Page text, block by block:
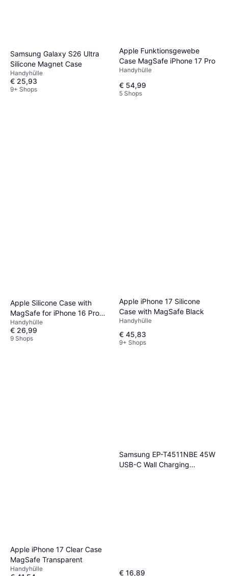
Samsung Galaxy S26 Ultra
Silicone Magnet Case
Handyhülle
€ 25,93
9+ Shops
Apple Funktionsgewebe
Case MagSafe iPhone 17 Pro
Handyhülle
€ 54,99
5 Shops
Apple Silicone Case with
MagSafe for iPhone 16 Pro
Max Black
Handyhülle
€ 26,99
9 Shops
Apple iPhone 17 Silicone
Case with MagSafe Black
Handyhülle
€ 45,83
9+ Shops
Apple iPhone 17 Clear Case
MagSafe Transparent
Handyhülle
Samsung EP-T4511NBE 45W
USB-C Wall Charging
€ 16,89